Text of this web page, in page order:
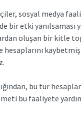
sosyal medya
etki yanılsaması
oluşan bir kitle
hesaplarını
bu tür
bu faaliyete